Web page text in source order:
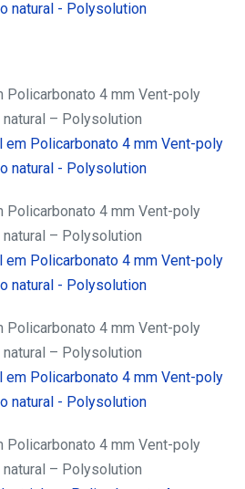
Policarbonato 4 mm Vent-poly
– Polysolution
Policarbonato 4 mm Vent-poly
– Polysolution
Policarbonato 4 mm Vent-poly
– Polysolution
Policarbonato 4 mm Vent-poly
– Polysolution